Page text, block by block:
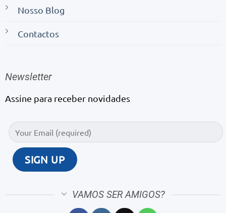
Nosso Blog
Contactos
Newsletter
Assine para receber novidades
VAMOS SER AMIGOS?